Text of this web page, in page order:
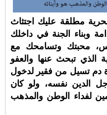
مطلقة عليك اجتثاث
وبناء الجنة في داخلك
محبتك وتسامحك مع
الذي تبحث عنها والعفو
دم تسيل من فقير لدخول
الدين نفسه، ولو كان
لفداء الوطن والمذهب